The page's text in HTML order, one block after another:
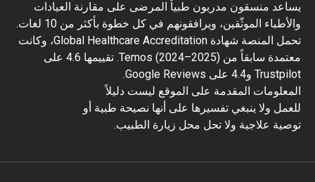
يساعد منسقون مدربون طبياً المرضى على مقارنة العيادات
والأطباء الموثّقين، ويرافقونهم في كل خطوة بأكثر من 10 لغات.
تحمل المنصة شهادة Global Healthcare Accreditation، وكانت
معتمدة سابقاً من Temos (2024–2025). تقييمها 4.6 على
Trustpilot و4.4 على Google Reviews.
المعلومات المقدمة على الموقع ليست دليلاً
للعمل ولا ينبغي تفسيرها على أنها نصيحة طبية أو
توصية علاجية ولا تحل محل زيارة الطبيب.